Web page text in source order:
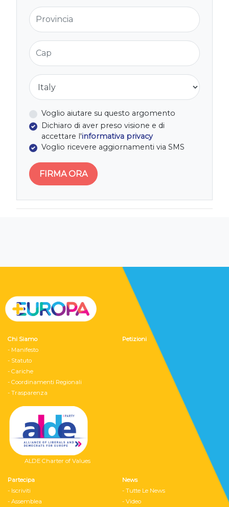
Provincia
Cap
Nazione
Voglio aiutare su questo argomento
Dichiaro di aver preso visione e di
accettare l'informativa privacy
Voglio ricevere aggiornamenti via SMS
Chi Siamo
- Manifesto
- Statuto
- Cariche
- Coordinamenti Regionali
- Trasparenza
ALDE Charter of Values
Petizioni
Partecipa
- Iscriviti
- Assemblea
News
- Tutte Le News
- Video